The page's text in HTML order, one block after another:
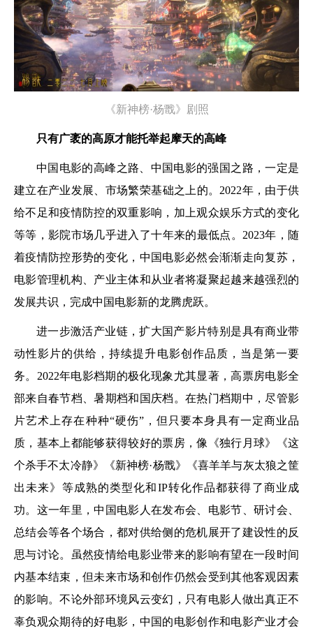
《新神榜·杨戬》剧照
只有广袤的高原才能托举起摩天的高峰
中国电影的高峰之路、中国电影的强国之路，一定是
建立在产业发展、市场繁荣基础之上的。2022年，由于供
给不足和疫情防控的双重影响，加上观众娱乐方式的变化
等等，影院市场几乎进入了十年来的最低点。2023年，随
着疫情防控形势的变化，中国电影必然会渐渐走向复苏，
电影管理机构、产业主体和从业者将凝聚起越来越强烈的
发展共识，完成中国电影新的龙腾虎跃。
进一步激活产业链，扩大国产影片特别是具有商业带
动性影片的供给，持续提升电影创作品质，当是第一要
务。2022年电影档期的极化现象尤其显著，高票房电影全
部来自春节档、暑期档和国庆档。在热门档期中，尽管影
片艺术上存在种种“硬伤”，但只要本身具有一定商业品
质，基本上都能够获得较好的票房，像《独行月球》《这
个杀手不太冷静》《新神榜·杨戬》《喜羊羊与灰太狼之筐
出未来》等成熟的类型化和IP转化作品都获得了商业成
功。这一年里，中国电影人在发布会、电影节、研讨会、
总结会等各个场合，都对供给侧的危机展开了建设性的反
思与讨论。虽然疫情给电影业带来的影响有望在一段时间
内基本结束，但未来市场和创作仍然会受到其他客观因素
的影响。不论外部环境风云变幻，只有电影人做出真正不
辜负观众期待的好电影，中国的电影创作和电影产业才会